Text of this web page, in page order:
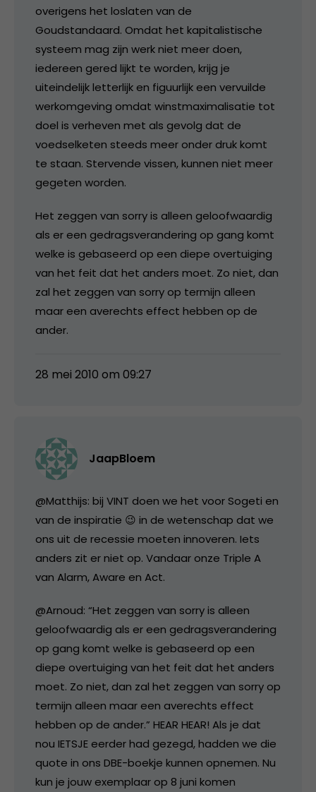
overigens het loslaten van de
Goudstandaard. Omdat het kapitalistische
systeem mag zijn werk niet meer doen,
iedereen gered lijkt te worden, krijg je
uiteindelijk letterlijk en figuurlijk een vervuilde
werkomgeving omdat winstmaximalisatie tot
doel is verheven met als gevolg dat de
voedselketen steeds meer onder druk komt
te staan. Stervende vissen, kunnen niet meer
gegeten worden.
Het zeggen van sorry is alleen geloofwaardig
als er een gedragsverandering op gang komt
welke is gebaseerd op een diepe overtuiging
van het feit dat het anders moet. Zo niet, dan
zal het zeggen van sorry op termijn alleen
maar een averechts effect hebben op de
ander.
28 mei 2010 om 09:27
JaapBloem
@Matthijs: bij VINT doen we het voor Sogeti en
van de inspiratie 😉 in de wetenschap dat we
ons uit de recessie moeten innoveren. Iets
anders zit er niet op. Vandaar onze Triple A
van Alarm, Aware en Act.
@Arnoud: “Het zeggen van sorry is alleen
geloofwaardig als er een gedragsverandering
op gang komt welke is gebaseerd op een
diepe overtuiging van het feit dat het anders
moet. Zo niet, dan zal het zeggen van sorry op
termijn alleen maar een averechts effect
hebben op de ander.” HEAR HEAR! Als je dat
nou IETSJE eerder had gezegd, hadden we die
quote in ons DBE-boekje kunnen opnemen. Nu
kun je jouw exemplaar op 8 juni komen